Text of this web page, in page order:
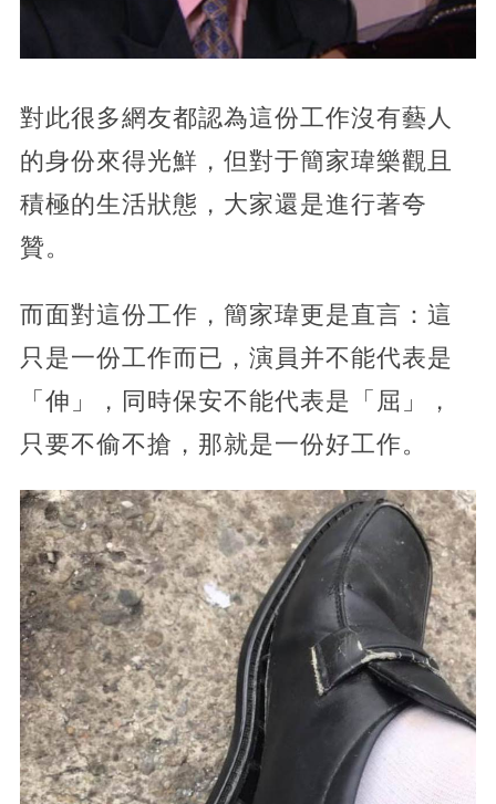
對此很多網友都認為這份工作沒有藝人
的身份來得光鮮，但對于簡家瑋樂觀且
積極的生活狀態，大家還是進行著夸
贊。
而面對這份工作，簡家瑋更是直言：這
只是一份工作而已，演員并不能代表是
「伸」，同時保安不能代表是「屈」，
只要不偷不搶，那就是一份好工作。